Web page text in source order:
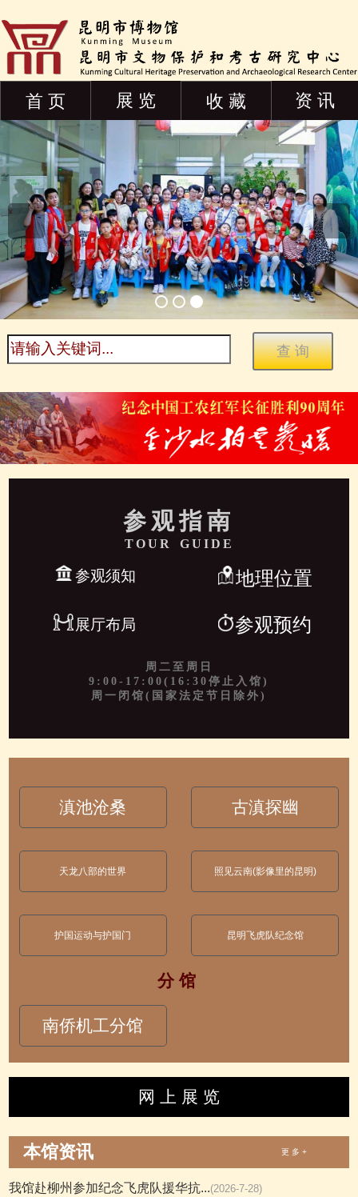
首 页 展 览 收 藏 资 讯
参观指南
TOUR GUIDE
参观须知 地理位置
展厅布局 参观预约
周二至周日
9:00-17:00(16:30停止入馆)
周一闭馆(国家法定节日除外)
滇池沧桑 古滇探幽
天龙八部的世界 照见云南(影像里的昆明)
护国运动与护国门 昆明飞虎队纪念馆
分 馆
南侨机工分馆
网 上 展 览
本馆资讯 更 多 +
我馆赴柳州参加纪念飞虎队援华抗...(2026-7-28)